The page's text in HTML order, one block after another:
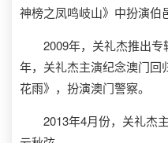
神榜之凤鸣岐山》中扮演伯
2009年，关礼杰推出专
年，关礼杰主演纪念澳门回
花雨》，扮演澳门警察。
2013年4月份，关礼杰主